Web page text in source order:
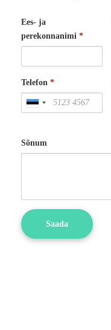
Ees- ja
perekonnanimi *
Telefon *
Sõnum